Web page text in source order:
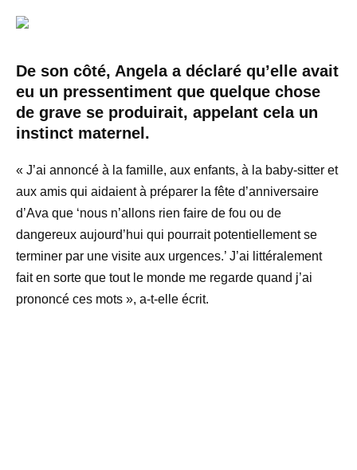
De son côté, Angela a déclaré qu’elle avait
eu un pressentiment que quelque chose
de grave se produirait, appelant cela un
instinct maternel.
« J’ai annoncé à la famille, aux enfants, à la baby-sitter et
aux amis qui aidaient à préparer la fête d’anniversaire
d’Ava que ‘nous n’allons rien faire de fou ou de
dangereux aujourd’hui qui pourrait potentiellement se
terminer par une visite aux urgences.’ J’ai littéralement
fait en sorte que tout le monde me regarde quand j’ai
prononcé ces mots », a-t-elle écrit.